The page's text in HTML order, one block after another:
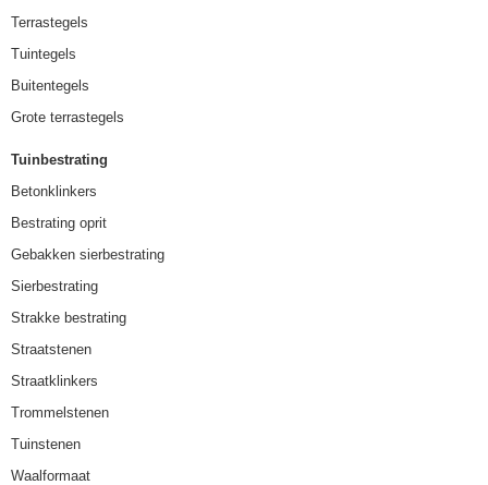
Terrastegels
Tuintegels
Buitentegels
Grote terrastegels
Tuinbestrating
Betonklinkers
Bestrating oprit
Gebakken sierbestrating
Sierbestrating
Strakke bestrating
Straatstenen
Straatklinkers
Trommelstenen
Tuinstenen
Waalformaat